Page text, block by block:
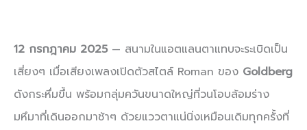
12 กรกฎาคม 2025— สนามในแอตแลนตาแทบจะระเบิดเป็น
เสี่ยงๆ เมื่อเสียงเพลงเปิดตัวสไตล์ Roman ของ Goldberg
ดังกระหึ่มขึ้น พร้อมกลุ่มควันขนาดใหญ่ที่วนโอบล้อมร่าง
มหึมาที่เดินออกมาช้าๆ ด้วยแววตาแน่นิ่งเหมือนเดิมทุกครั้งที่